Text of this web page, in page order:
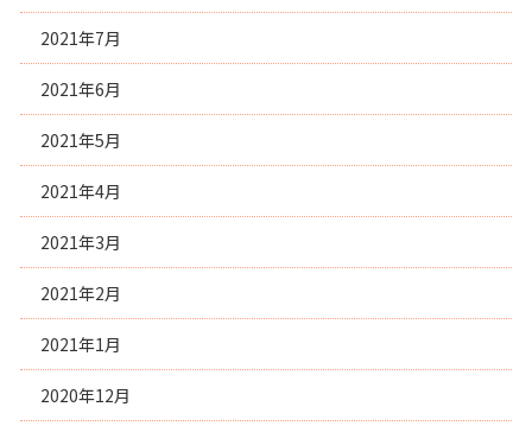
2021年7月
2021年6月
2021年5月
2021年4月
2021年3月
2021年2月
2021年1月
2020年12月